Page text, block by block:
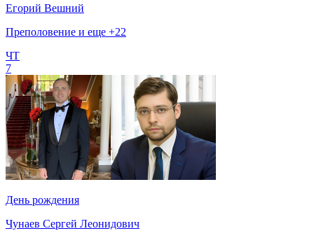
Егорий Вешний
Преполовение и еще +22
ЧТ
7
День рождения
Чунаев Сергей Леонидович